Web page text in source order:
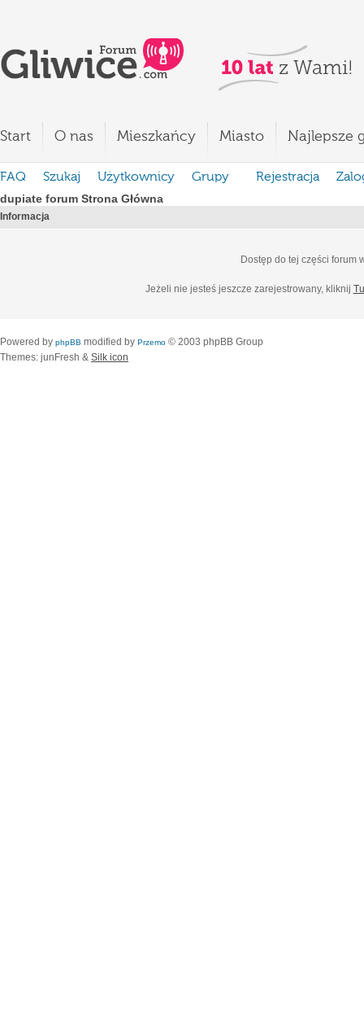
Start O nas Mieszkańcy Miasto Najlepsze
FAQ Szukaj Użytkownicy Grupy Rejestracja
dupiate forum Strona Główna
Informacja
Dostęp do tej części forum
Jeżeli nie jesteś jeszcze zarejestrowany, kliknij
Powered by phpBB modified by Przemo © 2003 phpBB Group
Themes: junFresh & Silk icon